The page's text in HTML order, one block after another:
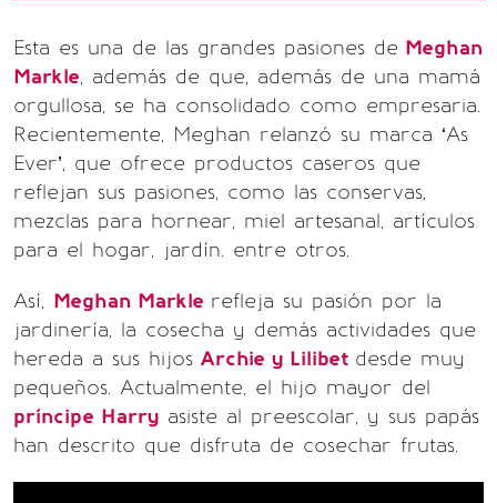
Esta es una de las grandes pasiones de Meghan
Markle, además de que, además de una mamá
orgullosa, se ha consolidado como empresaria.
Recientemente, Meghan relanzó su marca ‘As
Ever’, que ofrece productos caseros que
reflejan sus pasiones, como las conservas,
mezclas para hornear, miel artesanal, artículos
para el hogar, jardín. entre otros.
Así, Meghan Markle refleja su pasión por la
jardinería, la cosecha y demás actividades que
hereda a sus hijos Archie y Lilibet desde muy
pequeños. Actualmente, el hijo mayor del
príncipe Harry asiste al preescolar, y sus papás
han descrito que disfruta de cosechar frutas.